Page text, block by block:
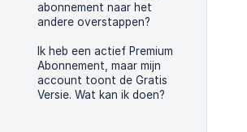
abonnement naar het
andere overstappen?
Ik heb een actief Premium
Abonnement, maar mijn
account toont de Gratis
Versie. Wat kan ik doen?